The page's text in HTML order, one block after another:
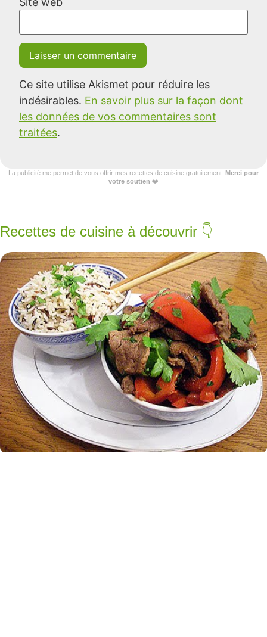
Ce site utilise Akismet pour réduire les
indésirables. En savoir plus sur la façon dont
les données de vos commentaires sont
traitées.
La publicité me permet de vous offrir mes recettes de cuisine gratuitement. Merci pour
votre soutien ❤️
Recettes de cuisine à découvrir 👇